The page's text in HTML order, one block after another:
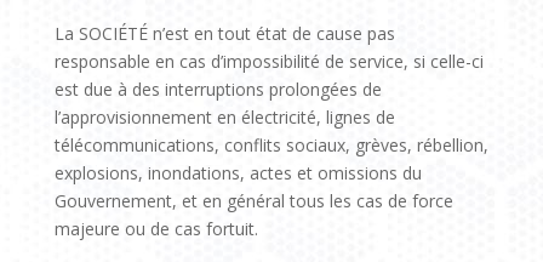
La SOCIÉTÉ n’est en tout état de cause pas
responsable en cas d’impossibilité de service, si celle-ci
est due à des interruptions prolongées de
l’approvisionnement en électricité, lignes de
télécommunications, conflits sociaux, grèves, rébellion,
explosions, inondations, actes et omissions du
Gouvernement, et en général tous les cas de force
majeure ou de cas fortuit.